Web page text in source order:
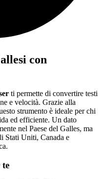
con
ti permette di convertire testi
e velocità. Grazie alla
strumento è ideale per chi
ed efficiente. Un dato
nel Paese del Galles, ma
Stati Uniti, Canada e
te